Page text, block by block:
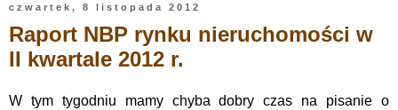
czwartek, 8 listopada 2012
Raport NBP rynku nieruchomości w
II kwartale 2012 r.
W tym tygodniu mamy chyba dobry czas na pisanie o